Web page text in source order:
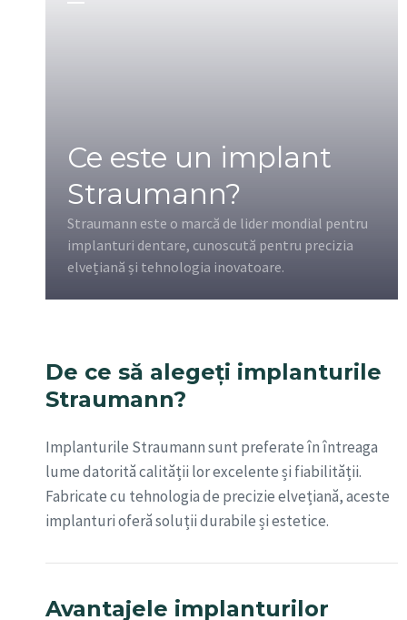
Ce este un implant
Straumann?
Straumann este o marcă de lider mondial pentru
implanturi dentare, cunoscută pentru precizia
elvețiană și tehnologia inovatoare.
De ce să alegeți implanturile
Straumann?
Implanturile Straumann sunt preferate în întreaga
lume datorită calității lor excelente și fiabilității.
Fabricate cu tehnologia de precizie elvețiană, aceste
implanturi oferă soluții durabile și estetice.
Avantajele implanturilor